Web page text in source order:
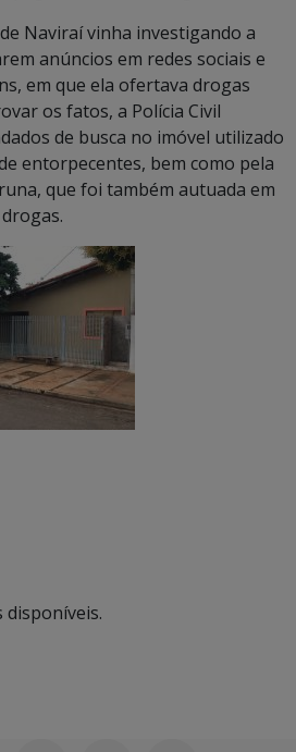
Naviraí vinha investigando a
anúncios em redes sociais e
em que ela ofertava drogas
os fatos, a Polícia Civil
de busca no imóvel utilizado
entorpecentes, bem como pela
que foi também autuada em
disponíveis.